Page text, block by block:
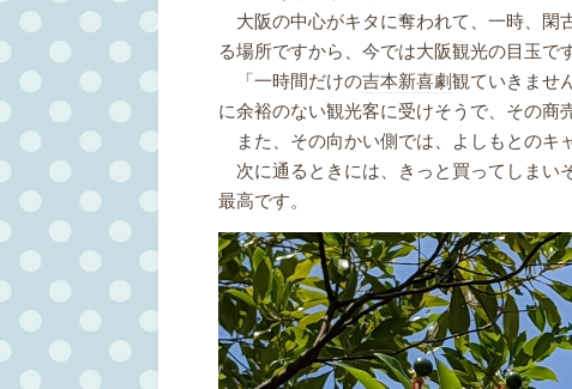
大阪の中心がキタに奪われて、一時、閑
る場所ですから、今では大阪観光の目玉です
「一時間だけの吉本新喜劇観ていきませ
に余裕のない観光客に受けそうで、その商
また、その向かい側では、よしもとのキ
次に通るときには、きっと買ってしまい
最高です。